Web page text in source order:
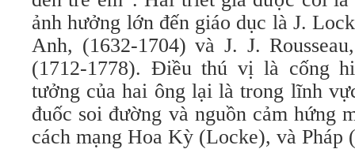
ảnh hưởng lớn đến giáo dục là J.
Anh, (1632-1704) và J. J.
(1712-1778). Điều thú vị là cống
tưởng của hai ông lại là trong lĩnh
đuốc soi đường và nguồn cảm hứng
cách mạng Hoa Kỳ (Locke), và Pháp